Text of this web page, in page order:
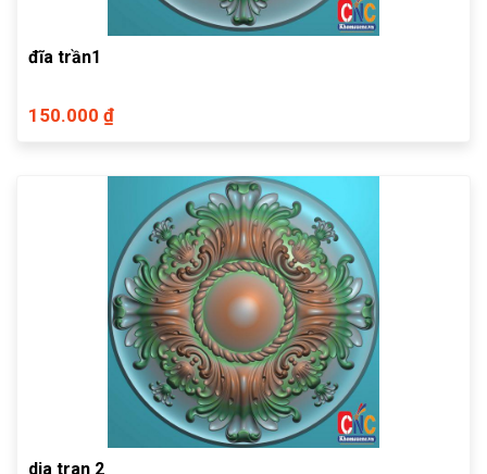
đĩa trần1
150.000 ₫
dia tran 2